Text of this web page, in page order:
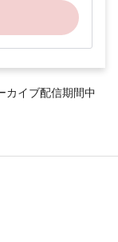
カイブ配信期間中